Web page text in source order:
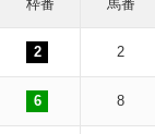
枠番 馬番
2 2
6 8